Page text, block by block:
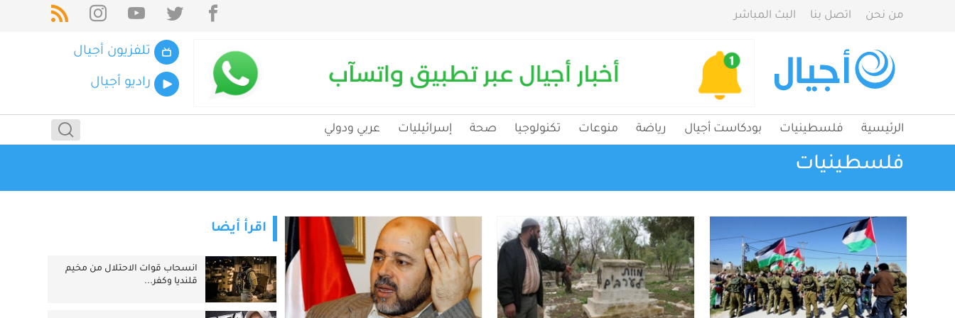
من نحن اتصل بنا البث المباشر
تلفزيون أجيال
راديو أجيال
الرئيسية فلسطينيات بودكاست أجيال رياضة منوعات تكنولوجيا صحة إسرائيليات عربي ودولي
فلسطينيات
اقرأ أيضا
انسحاب قوات الاحتلال من مخيم
قلنديا وكفر...